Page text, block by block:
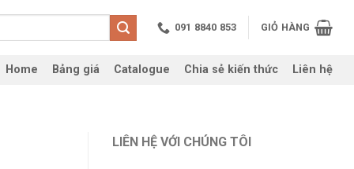
091 8840 853 GIỎ HÀNG
Home Bảng giá Catalogue Chia sẻ kiến thức Liên hệ
LIÊN HỆ VỚI CHÚNG TÔI